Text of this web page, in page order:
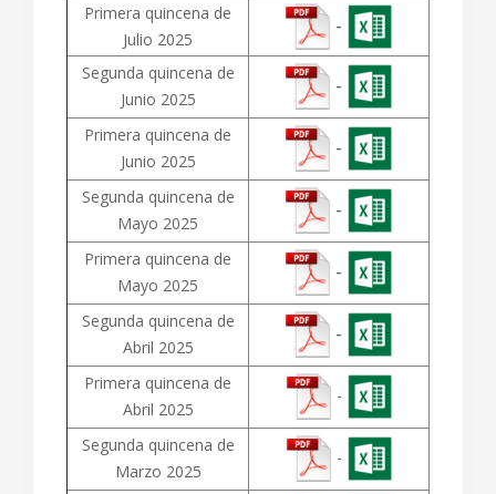
Primera quincena de
Julio 2025
-
Segunda quincena de
Junio 2025
-
Primera quincena de
Junio 2025
-
Segunda quincena de
Mayo 2025
-
Primera quincena de
Mayo 2025
-
Segunda quincena de
Abril 2025
-
Primera quincena de
Abril 2025
-
Segunda quincena de
Marzo 2025
-